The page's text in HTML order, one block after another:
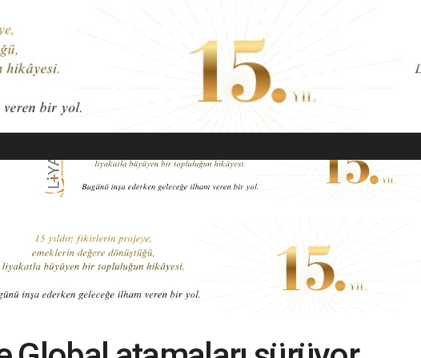
EKONOMI MODA GÜZELLIK YAŞAM SANAT